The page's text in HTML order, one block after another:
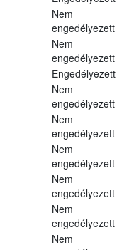
Nem
engedélyezett
Nem
engedélyezett
Engedélyezett
Nem
engedélyezett
Nem
engedélyezett
Nem
engedélyezett
Nem
engedélyezett
Nem
engedélyezett
Nem